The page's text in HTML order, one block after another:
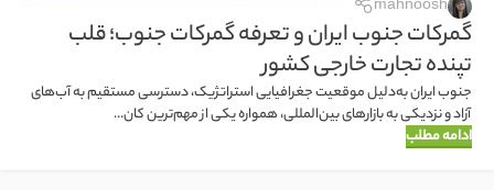
mahnoosh
گمرکات جنوب ایران و تعرفه گمرکات جنوب؛ قلب
تپنده تجارت خارجی کشور
جنوب ایران به‌دلیل موقعیت جغرافیایی استراتژیک، دسترسی مستقیم به آب‌های
آزاد و نزدیکی به بازارهای بین‌المللی، همواره یکی از مهم‌ترین کان...
ادامه مطلب